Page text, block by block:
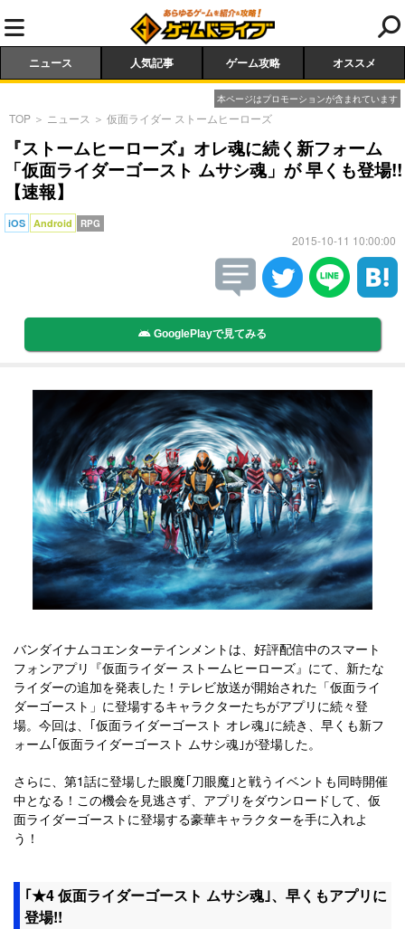
ニュース 人気記事 ゲーム攻略 オススメ
本ページはプロモーションが含まれています
TOP ＞ ニュース ＞ 仮面ライダー ストームヒーローズ
『ストームヒーローズ』オレ魂に続く新フォーム
「仮面ライダーゴースト ムサシ魂」が 早くも登場!!
【速報】
iOS Android RPG
2015-10-11 10:00:00
GooglePlayで見てみる
バンダイナムコエンターテインメントは、好評配信中のスマート
フォンアプリ『仮面ライダー ストームヒーローズ』にて、新たな
ライダーの追加を発表した！テレビ放送が開始された「仮面ライ
ダーゴースト」に登場するキャラクターたちがアプリに続々登
場。今回は、｢仮面ライダーゴースト オレ魂｣に続き、早くも新フ
ォーム｢仮面ライダーゴースト ムサシ魂｣が登場した。
さらに、第1話に登場した眼魔｢刀眼魔｣と戦うイベントも同時開催
中となる！この機会を見逃さず、アプリをダウンロードして、仮
面ライダーゴーストに登場する豪華キャラクターを手に入れよ
う！
｢★4 仮面ライダーゴースト ムサシ魂｣、早くもアプリに
登場!!